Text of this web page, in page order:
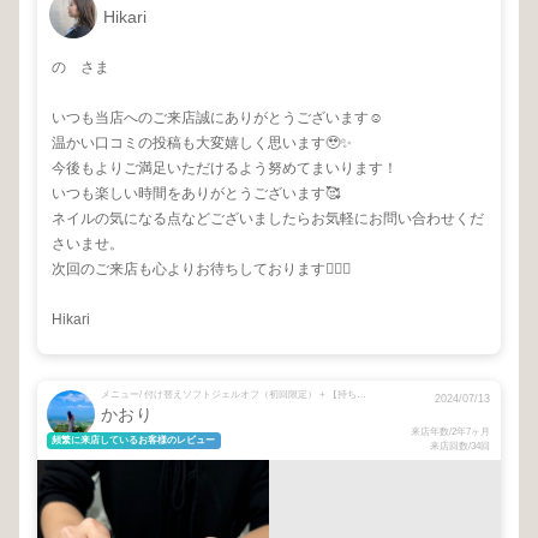
Hikari
の さま
いつも当店へのご来店誠にありがとうございます☺️
温かい口コミの投稿も大変嬉しく思います🥹✨
今後もよりご満足いただけるよう努めてまいります！
いつも楽しい時間をありがとうございます🥰
ネイルの気になる点などございましたらお気軽にお問い合わせくだ
さいませ。
次回のご来店も心よりお待ちしております🙇‍♀️✨
Hikari
メニュー/ 付け替えソフトジェルオフ（初回限定） + 【持ち込み◎】nuance design*
かおり
頻繁に来店しているお客様のレビュー
2024/07/13
来店年数/2年7ヶ月
来店回数/34回